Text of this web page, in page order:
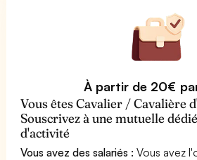
À partir de 20€
Vous êtes Cavalier / Cavalière
Souscrivez à une mutuelle
d'activité
Vous avez des salariés : Vous avez